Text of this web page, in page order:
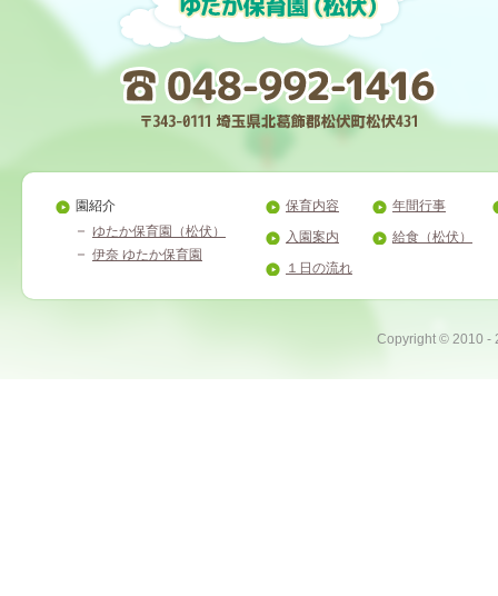
園紹介
ゆたか保育園（松伏）
伊奈 ゆたか保育園
保育内容
入園案内
１日の流れ
年間行事
給食（松伏）
Copyright © 2010 -